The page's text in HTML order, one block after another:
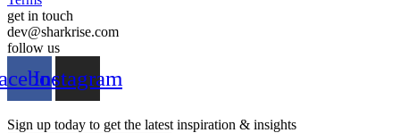
get in touch
dev@sharkrise.com
follow us
Instagram
Sign up today to get the latest inspiration & insights